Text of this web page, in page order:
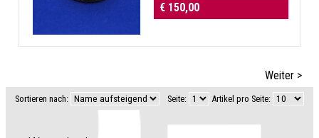
€ 150,00
Weiter >
Sortieren nach: Seite: Artikel pro Seite: